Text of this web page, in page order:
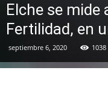
Elche se
Fertilidad, en
septiembre 6, 2020 1038